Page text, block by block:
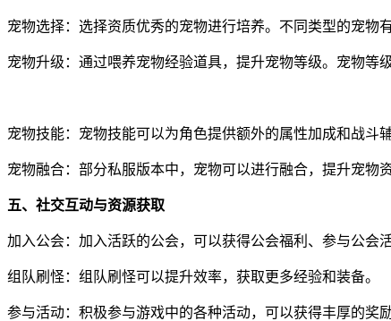
宠物选择：选择资质优秀的宠物进行培养。不同类型的宠物
宠物升级：通过喂养宠物经验道具，提升宠物等级。宠物等
宠物技能：宠物技能可以为角色提供额外的属性加成和战斗
宠物融合：部分私服版本中，宠物可以进行融合，提升宠物
五、社交互动与资源获取
加入公会：加入活跃的公会，可以获得公会福利、参与公会
组队刷怪：组队刷怪可以提升效率，获取更多经验和装备。
参与活动：积极参与游戏中的各种活动，可以获得丰厚的奖励